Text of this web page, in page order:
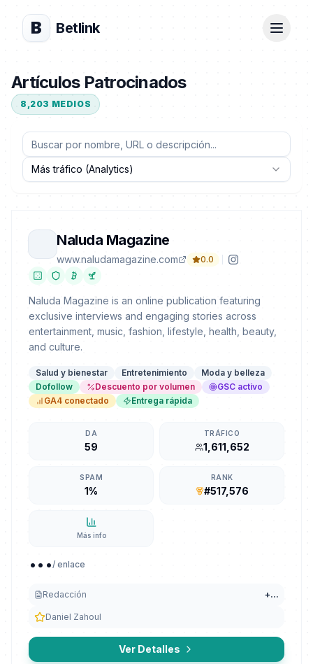
B Betlink
Artículos Patrocinados
8,203 MEDIOS
Más tráfico (Analytics)
Naluda Magazine
www.naludamagazine.com 0.0
Naluda Magazine is an online publication featuring
exclusive interviews and engaging stories across
entertainment, music, fashion, lifestyle, health, beauty,
and culture.
Salud y bienestar Entretenimiento
Moda y belleza
Dofollow
Descuento por volumen
GSC activo
GA4 conectado
Entrega rápida
DA
59
TRÁFICO
1,611,652
SPAM
1%
RANK
#517,576
Más info
.../ enlace
Redacción +...
Daniel Zahoul
Ver Detalles